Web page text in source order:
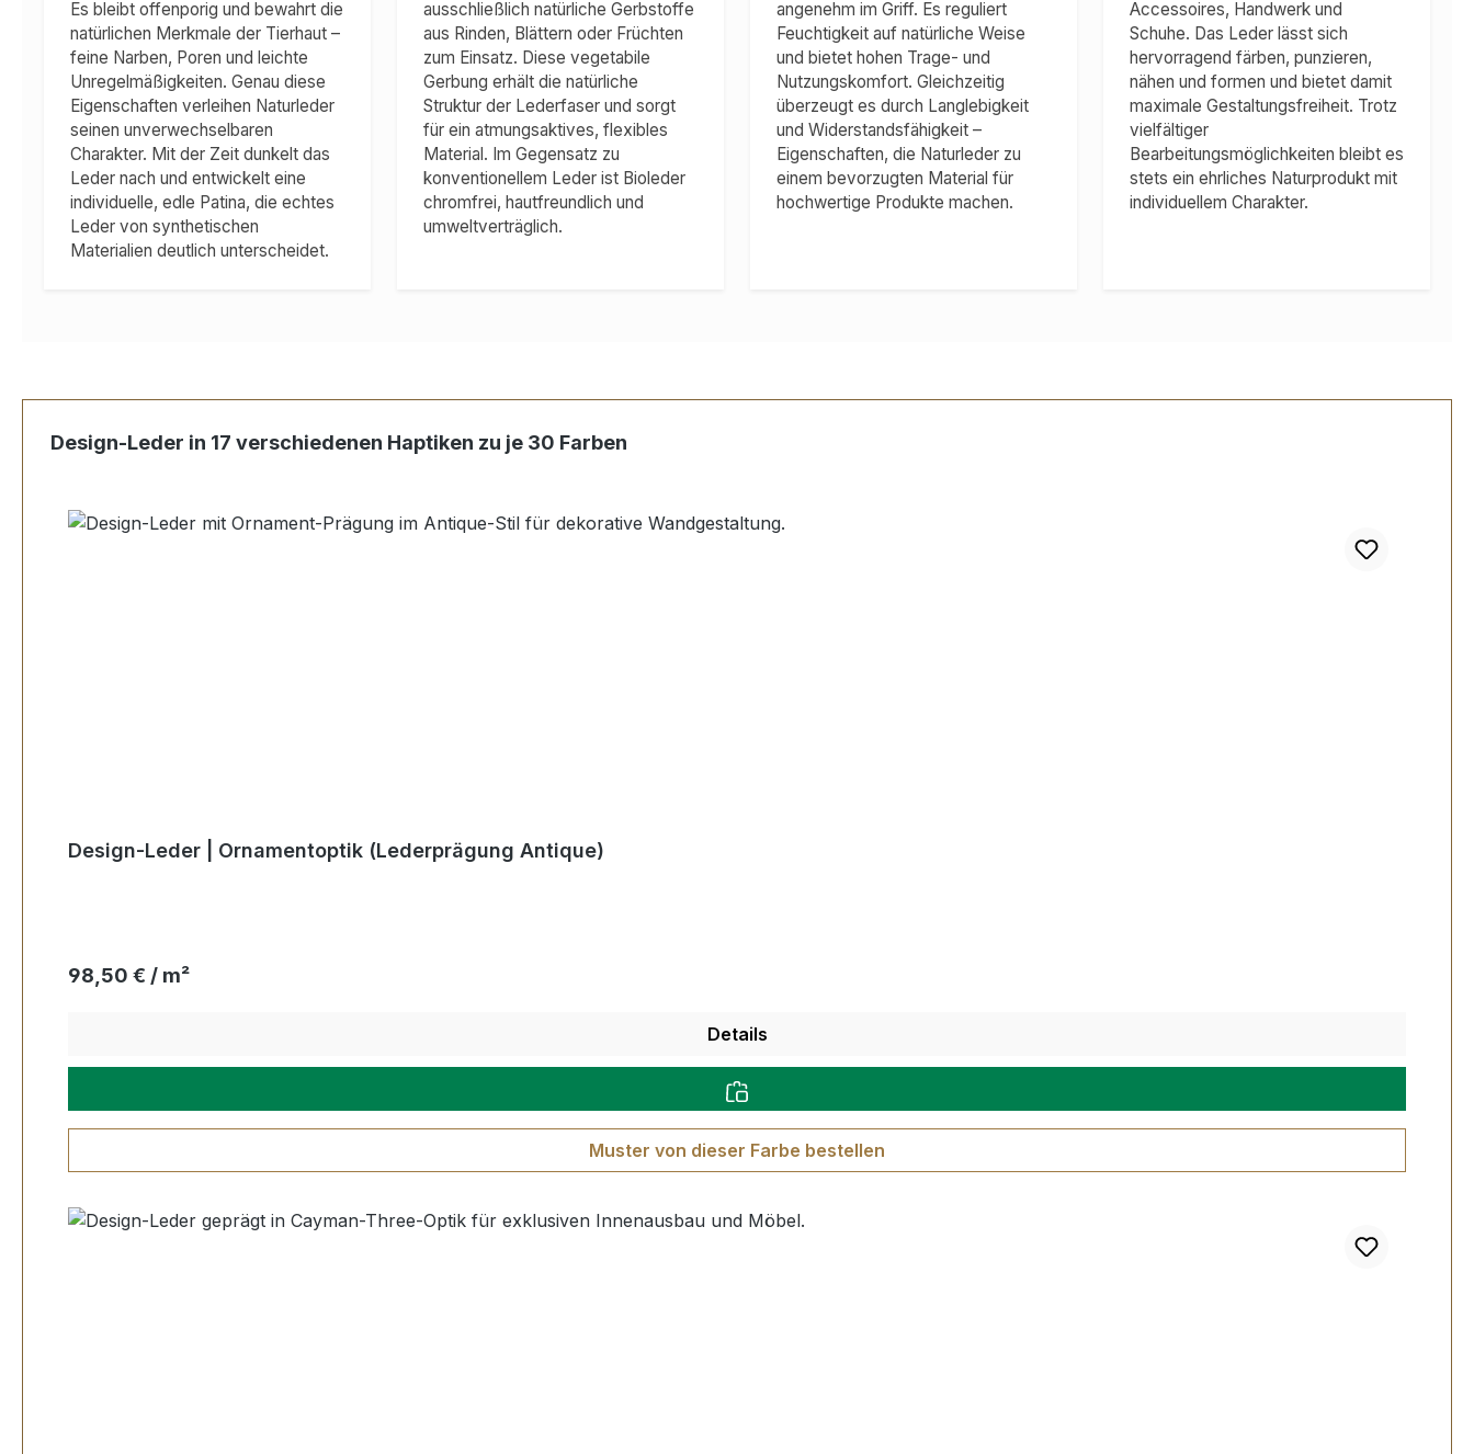
Es bleibt offenporig und bewahrt die
natürlichen Merkmale der Tierhaut –
feine Narben, Poren und leichte
Unregelmäßigkeiten. Genau diese
Eigenschaften verleihen Naturleder
seinen unverwechselbaren
Charakter. Mit der Zeit dunkelt das
Leder nach und entwickelt eine
individuelle, edle Patina, die echtes
Leder von synthetischen
Materialien deutlich unterscheidet.
ausschließlich natürliche Gerbstoffe
aus Rinden, Blättern oder Früchten
zum Einsatz. Diese vegetabile
Gerbung erhält die natürliche
Struktur der Lederfaser und sorgt
für ein atmungsaktives, flexibles
Material. Im Gegensatz zu
konventionellem Leder ist Bioleder
chromfrei, hautfreundlich und
umweltverträglich.
angenehm im Griff. Es reguliert
Feuchtigkeit auf natürliche Weise
und bietet hohen Trage- und
Nutzungskomfort. Gleichzeitig
überzeugt es durch Langlebigkeit
und Widerstandsfähigkeit –
Eigenschaften, die Naturleder zu
einem bevorzugten Material für
hochwertige Produkte machen.
Accessoires, Handwerk und
Schuhe. Das Leder lässt sich
hervorragend färben, punzieren,
nähen und formen und bietet damit
maximale Gestaltungsfreiheit. Trotz
vielfältiger
Bearbeitungsmöglichkeiten bleibt es
stets ein ehrliches Naturprodukt mit
individuellem Charakter.
Produktgalerie überspringen
Design-Leder in 17 verschiedenen Haptiken zu je 30 Farben
Design-Leder | Ornamentoptik (Lederprägung Antique)
Regulärer Preis:
98,50 € / m²
Details
Muster von dieser Farbe bestellen